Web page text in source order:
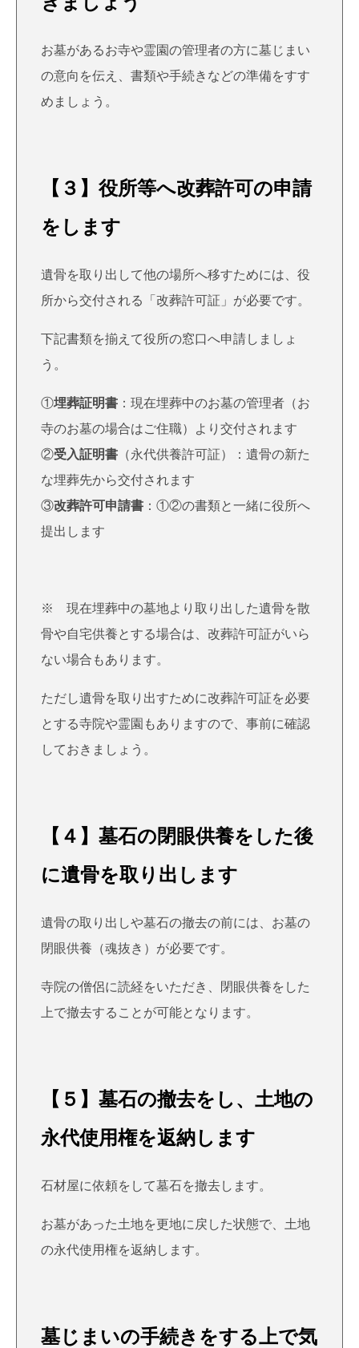
お墓があるお寺や霊園の管理者の方に墓じまい
の意向を伝え、書類や手続きなどの準備をすす
めましょう。
【３】役所等へ改葬許可の申請
をします
遺骨を取り出して他の場所へ移すためには、役
所から交付される「改葬許可証」が必要です。
下記書類を揃えて役所の窓口へ申請しましょ
う。
①埋葬証明書 ：現在埋葬中のお墓の管理者（お
寺のお墓の場合はご住職）より交付されます
②受入証明書 （永代供養許可証）：遺骨の新た
な埋葬先から交付されます
③改葬許可申請書 ：①②の書類と一緒に役所へ
提出します
※ 現在埋葬中の墓地より取り出した遺骨を散
骨や自宅供養とする場合は、改葬許可証がいら
ない場合もあります。
ただし遺骨を取り出すために改葬許可証を必要
とする寺院や霊園もありますので、事前に確認
しておきましょう。
【４】墓石の閉眼供養をした後
に遺骨を取り出します
遺骨の取り出しや墓石の撤去の前には、お墓の
閉眼供養（魂抜き）が必要です。
寺院の僧侶に読経をいただき、閉眼供養をした
上で撤去することが可能となります。
【５】墓石の撤去をし、土地の
永代使用権を返納します
石材屋に依頼をして墓石を撤去します。
お墓があった土地を更地に戻した状態で、土地
の永代使用権を返納します。
墓じまいの手続きをする上で気